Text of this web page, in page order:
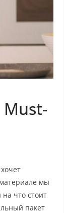
мы
что стоит
пакет